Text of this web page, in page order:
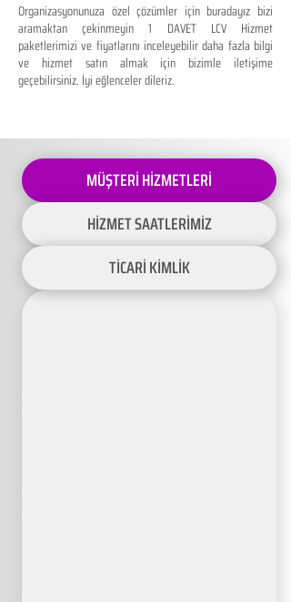
Organizasyonunuza özel çözümler için buradayız bizi
aramaktan çekinmeyin 1 DAVET LCV Hizmet
paketlerimizi ve fiyatlarını inceleyebilir daha fazla bilgi
ve hizmet satın almak için bizimle iletişime
geçebilirsiniz. İyi eğlenceler dileriz.
MÜŞTERİ HİZMETLERİ
HİZMET SAATLERİMİZ
TİCARİ KİMLİK